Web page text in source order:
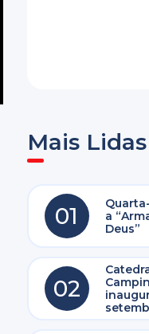
Mais Lidas
01
a
Deus”
02